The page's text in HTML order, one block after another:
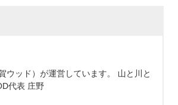
ウッド）が運営しています。 山と川と
代表 庄野